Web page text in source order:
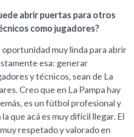
abrir puertas para otros
como jugadores?
oportunidad muy linda para abrir
esa: generar
y técnicos, sean de La
Creo que en La Pampa hay
es un fútbol profesional y
que acá es muy difícil llegar. El
respetado y valorado en